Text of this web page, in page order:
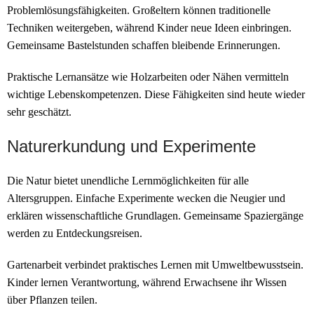
Problemlösungsfähigkeiten. Großeltern können traditionelle
Techniken weitergeben, während Kinder neue Ideen einbringen.
Gemeinsame Bastelstunden schaffen bleibende Erinnerungen.
Praktische Lernansätze wie Holzarbeiten oder Nähen vermitteln
wichtige Lebenskompetenzen. Diese Fähigkeiten sind heute wieder
sehr geschätzt.
Naturerkundung und Experimente
Die Natur bietet unendliche Lernmöglichkeiten für alle
Altersgruppen. Einfache Experimente wecken die Neugier und
erklären wissenschaftliche Grundlagen. Gemeinsame Spaziergänge
werden zu Entdeckungsreisen.
Gartenarbeit verbindet praktisches Lernen mit Umweltbewusstsein.
Kinder lernen Verantwortung, während Erwachsene ihr Wissen
über Pflanzen teilen.